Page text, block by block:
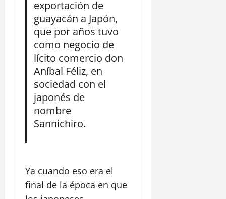
exportación de
guayacán a Japón,
que por años tuvo
como negocio de
lícito comercio don
Aníbal Féliz, en
sociedad con el
japonés de
nombre
Sannichiro.
Ya cuando eso era el
final de la época en que